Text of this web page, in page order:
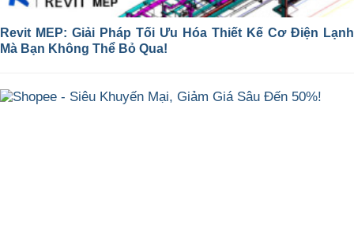
Revit MEP: Giải Pháp Tối Ưu Hóa Thiết Kế Cơ Điện Lạnh
Mà Bạn Không Thể Bỏ Qua!